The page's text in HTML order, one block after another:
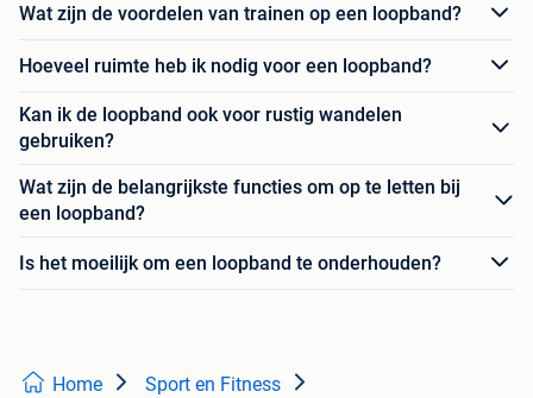
Wat zijn de voordelen van trainen op een loopband?
Hoeveel ruimte heb ik nodig voor een loopband?
Kan ik de loopband ook voor rustig wandelen
gebruiken?
Wat zijn de belangrijkste functies om op te letten bij
een loopband?
Is het moeilijk om een loopband te onderhouden?
Home Sport en Fitness